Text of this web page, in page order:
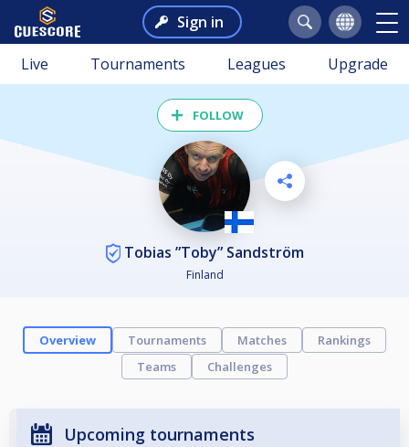
Sign in
Live Tournaments Leagues Upgrade
FOLLOW
Tobias ”Toby” Sandström
Finland
Overview Tournaments Matches
Rankings
Teams
Challenges
Upcoming tournaments